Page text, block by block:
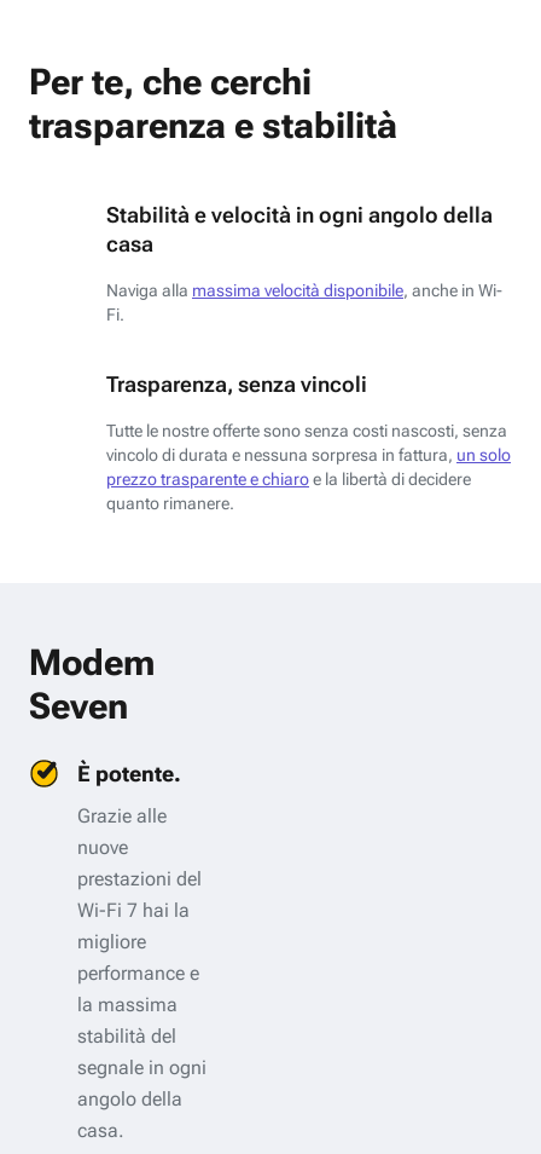
Per te, che cerchi
trasparenza e stabilità
Stabilità e velocità in ogni angolo della
casa
Naviga alla massima velocità disponibile, anche in Wi-
Fi.
Trasparenza, senza vincoli
Tutte le nostre offerte sono senza costi nascosti, senza
vincolo di durata e nessuna sorpresa in fattura, un solo
prezzo trasparente e chiaroe la libertà di decidere
quanto rimanere.
Modem
Seven
È potente.
Grazie alle
nuove
prestazioni del
Wi-Fi 7 hai la
migliore
performance e
la massima
stabilità del
segnale in ogni
angolo della
casa.